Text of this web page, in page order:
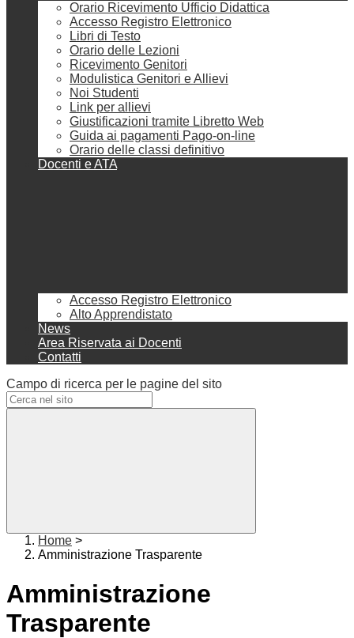
Orario Ricevimento Ufficio Didattica
Accesso Registro Elettronico
Libri di Testo
Orario delle Lezioni
Ricevimento Genitori
Modulistica Genitori e Allievi
Noi Studenti
Link per allievi
Giustificazioni tramite Libretto Web
Guida ai pagamenti Pago-on-line
Orario delle classi definitivo
Docenti e ATA
Accesso Registro Elettronico
Alto Apprendistato
News
Area Riservata ai Docenti
Contatti
Campo di ricerca per le pagine del sito
Home >
Amministrazione Trasparente
Amministrazione
Trasparente